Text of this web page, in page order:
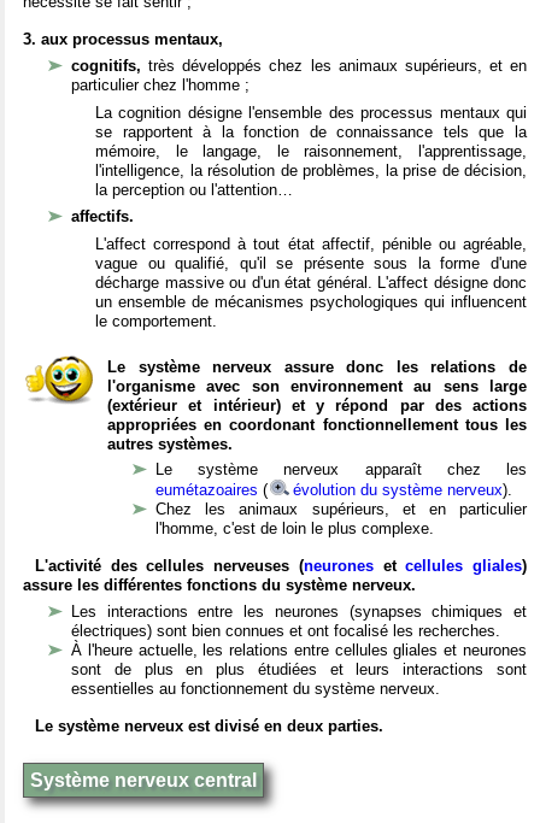
3. aux processus mentaux,
cognitifs,très développés chez les animaux supérieurs, et en
particulier chez l'homme ;
La cognition désigne l'ensemble des processus mentaux qui
se rapportent à la fonction de connaissance tels que la
mémoire, le langage, le raisonnement, l'apprentissage,
l'intelligence, la résolution de problèmes, la prise de décision,
la perception ou l'attention…
affectifs.
L'affect correspond à tout état affectif, pénible ou agréable,
vague ou qualifié, qu'il se présente sous la forme d'une
décharge massive ou d'un état général. L'affect désigne donc
un ensemble de mécanismes psychologiques qui influencent
le comportement.
Le système nerveux assure donc les relations de
l'organisme avec son environnement au sens large
(extérieur et intérieur) et y répond par des actions
appropriées en coordonant fonctionnellement tous les
autres systèmes.
Le système nerveux apparaît chez les
eumétazoaires ( évolution du système nerveux).
Chez les animaux supérieurs, et en particulier
l'homme, c'est de loin le plus complexe.
L'activité des cellules nerveuses (neuronesetcellules gliales)
assure les différentes fonctions du système nerveux.
Les interactions entre les neurones (synapses chimiques et
électriques) sont bien connues et ont focalisé les recherches.
À l'heure actuelle, les relations entre cellules gliales et neurones
sont de plus en plus étudiées et leurs interactions sont
essentielles au fonctionnement du système nerveux.
Le système nerveux est divisé en deux parties.
Système nerveux central